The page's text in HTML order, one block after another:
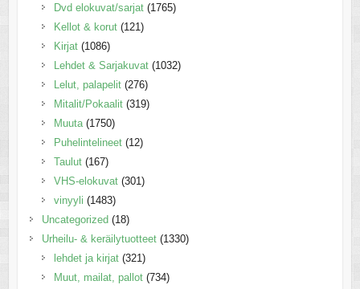
Dvd elokuvat/sarjat (1765)
Kellot & korut (121)
Kirjat (1086)
Lehdet & Sarjakuvat (1032)
Lelut, palapelit (276)
Mitalit/Pokaalit (319)
Muuta (1750)
Puhelintelineet (12)
Taulut (167)
VHS-elokuvat (301)
vinyyli (1483)
Uncategorized (18)
Urheilu- & keräilytuotteet (1330)
lehdet ja kirjat (321)
Muut, mailat, pallot (734)